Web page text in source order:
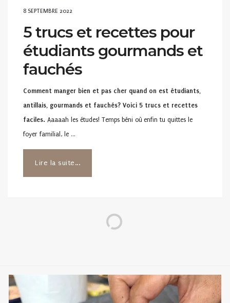
POSTED
8 SEPTEMBRE 2022
5 trucs et recettes pour
étudiants gourmands et
fauchés
Comment manger bien et pas cher quand on est étudiants,
antillais, gourmands et fauchés? Voici 5 trucs et recettes
faciles. Aaaaah les études! Temps béni où enfin tu quittes le
foyer familial, le …
Lire la suite...